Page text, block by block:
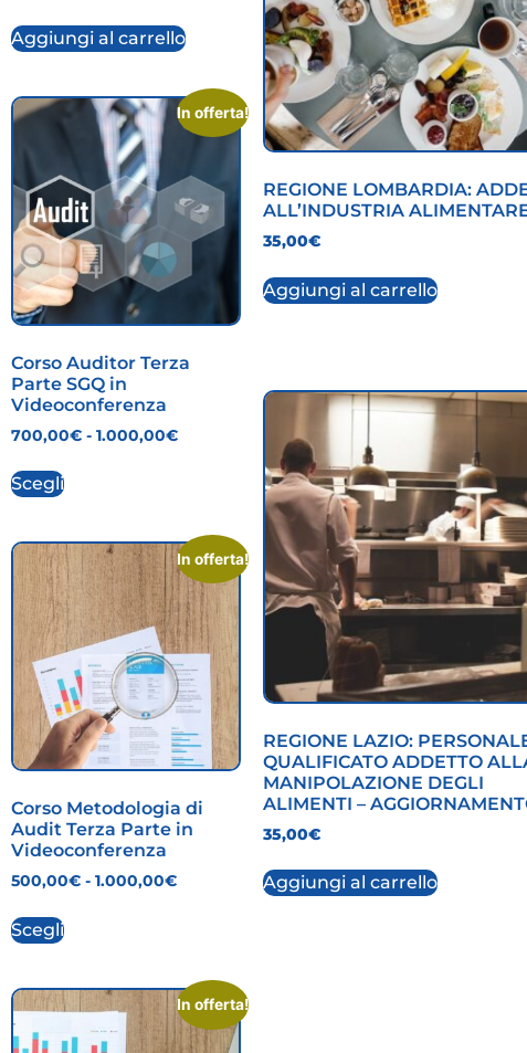
Aggiungi al carrello
In offerta!
Corso Auditor Terza
Parte SGQ in
Videoconferenza
700,00€ - 1.000,00€
Scegli
In offerta!
Corso Metodologia di
Audit Terza Parte in
Videoconferenza
500,00€ - 1.000,00€
Scegli
In offerta!
REGIONE LOMBARDIA:
ALL’INDUSTRIA
35,00€
Aggiungi al carrello
REGIONE LAZIO:
QUALIFICATO ADDETTO
MANIPOLAZIONE DEGLI
ALIMENTI –
35,00€
Aggiungi al carrello